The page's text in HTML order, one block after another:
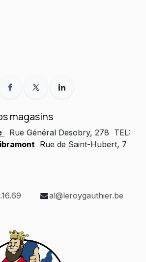
magasins
Rue Général Desobry, 278 TEL:
Rue de Saint-Hubert, 7
al@leroygauthier.be